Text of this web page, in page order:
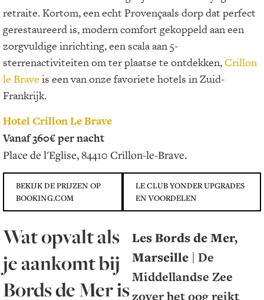
retraite. Kortom, een echt Provençaals dorp dat perfect
gerestaureerd is, modern comfort gekoppeld aan een
zorgvuldige inrichting, een scala aan 5-
sterrenactiviteiten om ter plaatse te ontdekken,Crillon
le Brave is een van onze favoriete hotels in Zuid-
Frankrijk.
Hotel Crillon Le Brave
Vanaf 360€ per nacht
Place de l'Eglise, 84410 Crillon-le-Brave.
BEKIJK DE PRIJZEN OP
BOOKING.COM
LE CLUB YONDER UPGRADES
EN VOORDELEN
Les Bords de Mer,
Marseille | De
Middellandse Zee
zover het oog reikt
Wat opvalt als
je aankomt bij
Bords de Mer is